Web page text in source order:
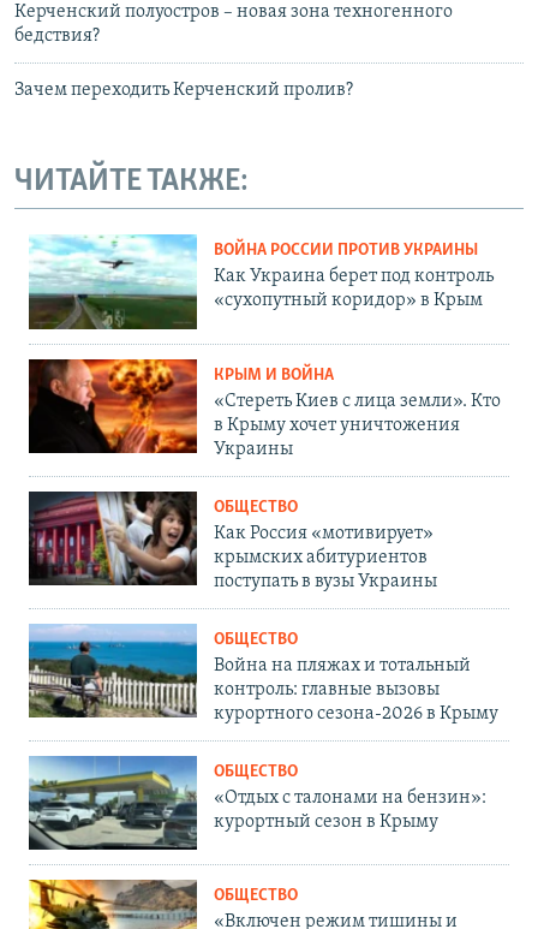
Керченский полуостров – новая зона техногенного
бедствия?
Зачем переходить Керченский пролив?
ЧИТАЙТЕ ТАКЖЕ:
ВОЙНА РОССИИ ПРОТИВ УКРАИНЫ
Как Украина берет под контроль
«сухопутный коридор» в Крым
КРЫМ И ВОЙНА
«Стереть Киев с лица земли». Кто
в Крыму хочет уничтожения
Украины
ОБЩЕСТВО
Как Россия «мотивирует»
крымских абитуриентов
поступать в вузы Украины
ОБЩЕСТВО
Война на пляжах и тотальный
контроль: главные вызовы
курортного сезона-2026 в Крыму
ОБЩЕСТВО
«Отдых с талонами на бензин»:
курортный сезон в Крыму
ОБЩЕСТВО
«Включен режим тишины и